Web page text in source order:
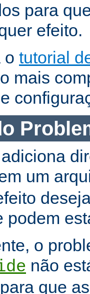
para
efeito.
o tutorial
mais
um
podem
o
não
que